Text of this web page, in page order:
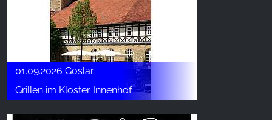
01.09.2026 Goslar
Grillen im Kloster Innenhof